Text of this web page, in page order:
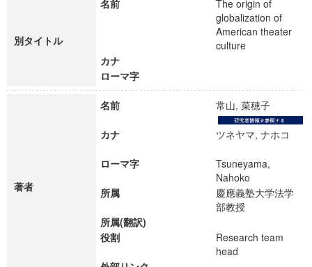
別タイトル
名前
The origin of
globalization of
American theater
culture
カナ
ローマ字
著者
名前 常山, 菜穂子
カナ ツネヤマ, ナホコ
ローマ字
Tsuneyama,
Nahoko
所属
慶應義塾大学法学
部教授
所属(翻訳)
役割
Research team
head